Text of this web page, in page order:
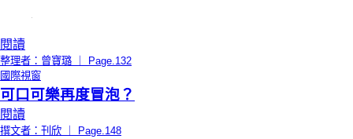
閱讀
整理者：曾寶璐 ｜ Page.132
國際視窗
可口可樂再度冒泡？
閱讀
撰文者：刊欣 ｜ Page.148